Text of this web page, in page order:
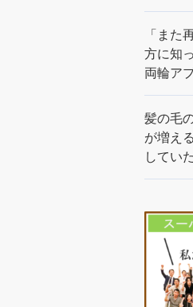
「また
方に知
両輪ア
髪の毛
が増え
してい